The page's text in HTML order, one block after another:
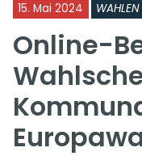
15. Mai 2024
Online-